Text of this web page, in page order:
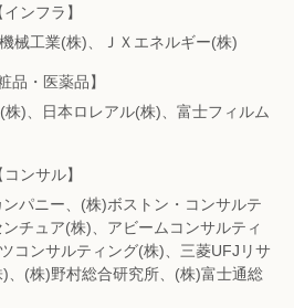
インフラ】
械工業(株)、ＪＸエネルギー(株)
品・医薬品】
)、日本ロレアル(株)、富士フィルム
コンサル】
パニー、(株)ボストン・コンサルテ
ンチュア(株)、アビームコンサルティ
コンサルティング(株)、三菱UFJリサ
(株)野村総合研究所、(株)富士通総